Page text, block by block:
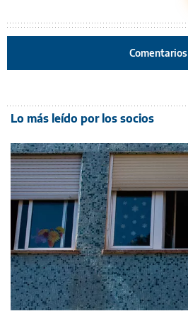
Comentarios
Lo más leído por los socios